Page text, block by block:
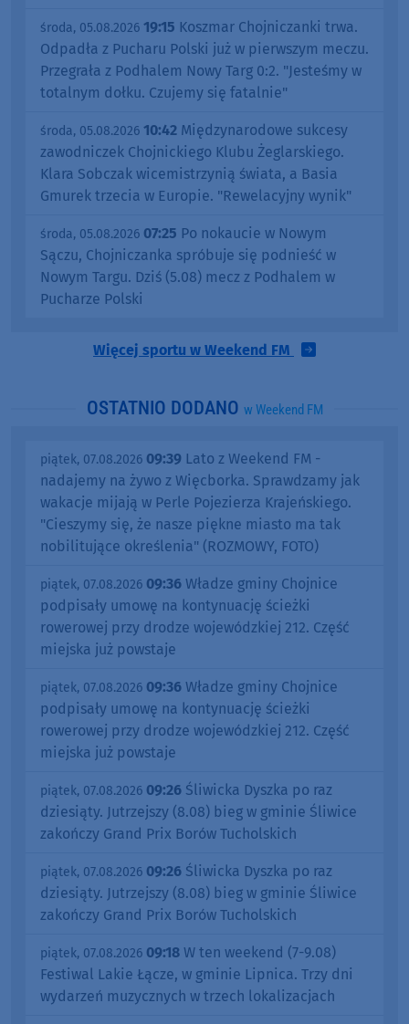
środa, 05.08.2026 19:15 Koszmar Chojniczanki trwa.
Odpadła z Pucharu Polski już w pierwszym meczu.
Przegrała z Podhalem Nowy Targ 0:2. "Jesteśmy w
totalnym dołku. Czujemy się fatalnie"
środa, 05.08.2026 10:42 Międzynarodowe sukcesy
zawodniczek Chojnickiego Klubu Żeglarskiego.
Klara Sobczak wicemistrzynią świata, a Basia
Gmurek trzecia w Europie. "Rewelacyjny wynik"
środa, 05.08.2026 07:25 Po nokaucie w Nowym
Sączu, Chojniczanka spróbuje się podnieść w
Nowym Targu. Dziś (5.08) mecz z Podhalem w
Pucharze Polski
Więcej sportu w Weekend FM
OSTATNIO DODANO w Weekend FM
piątek, 07.08.2026 09:39 Lato z Weekend FM -
nadajemy na żywo z Więcborka. Sprawdzamy jak
wakacje mijają w Perle Pojezierza Krajeńskiego.
"Cieszymy się, że nasze piękne miasto ma tak
nobilitujące określenia" (ROZMOWY, FOTO)
piątek, 07.08.2026 09:36 Władze gminy Chojnice
podpisały umowę na kontynuację ścieżki
rowerowej przy drodze wojewódzkiej 212. Część
miejska już powstaje
piątek, 07.08.2026 09:36 Władze gminy Chojnice
podpisały umowę na kontynuację ścieżki
rowerowej przy drodze wojewódzkiej 212. Część
miejska już powstaje
piątek, 07.08.2026 09:26 Śliwicka Dyszka po raz
dziesiąty. Jutrzejszy (8.08) bieg w gminie Śliwice
zakończy Grand Prix Borów Tucholskich
piątek, 07.08.2026 09:26 Śliwicka Dyszka po raz
dziesiąty. Jutrzejszy (8.08) bieg w gminie Śliwice
zakończy Grand Prix Borów Tucholskich
piątek, 07.08.2026 09:18 W ten weekend (7-9.08)
Festiwal Lakie Łącze, w gminie Lipnica. Trzy dni
wydarzeń muzycznych w trzech lokalizacjach